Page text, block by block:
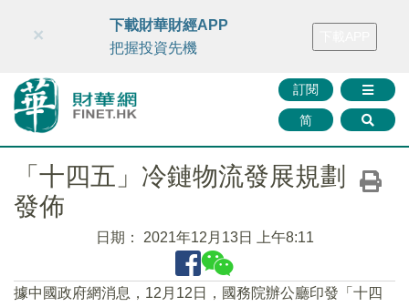
財華智庫網 FINTV FINMETA 財華證券 媒體矩陣
訂閱
简
×
下載財華財經APP
把握投資先機
「十四五」冷鏈物流發展規劃
發佈
日期： 2021年12月13日 上午8:11
據中國政府網消息，12月12日，國務院辦公廳印發「十四